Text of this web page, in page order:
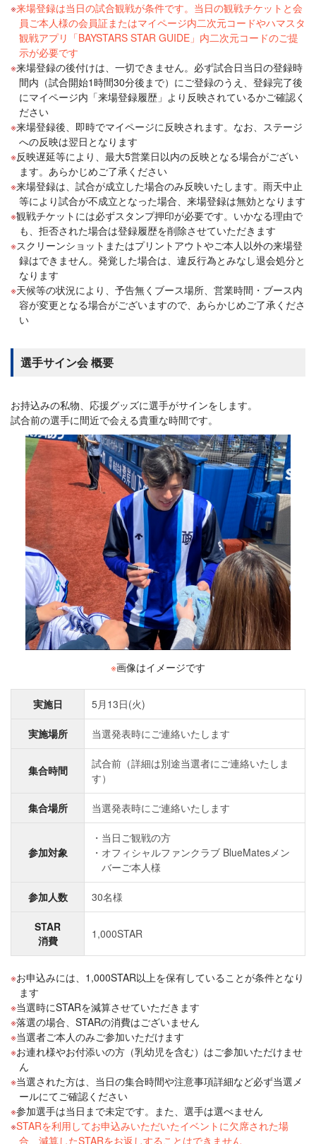
来場登録は当日の試合観戦が条件です。当日の観戦チケットと会
員ご本人様の会員証またはマイページ内二次元コードやハマスタ
観戦アプリ「BAYSTARS STAR GUIDE」内二次元コードのご提
示が必要です
来場登録の後付けは、一切できません。必ず試合日当日の登録時
間内（試合開始1時間30分後まで）にご登録のうえ、登録完了後
にマイページ内「来場登録履歴」より反映されているかご確認く
ださい
来場登録後、即時でマイページに反映されます。なお、ステージ
への反映は翌日となります
反映遅延等により、最大5営業日以内の反映となる場合がござい
ます。あらかじめご了承ください
来場登録は、試合が成立した場合のみ反映いたします。雨天中止
等により試合が不成立となった場合、来場登録は無効となります
観戦チケットには必ずスタンプ押印が必要です。いかなる理由で
も、拒否された場合は登録履歴を削除させていただきます
スクリーンショットまたはプリントアウトやご本人以外の来場登
録はできません。発覚した場合は、違反行為とみなし退会処分と
なります
天候等の状況により、予告無くブース場所、営業時間・ブース内
容が変更となる場合がございますので、あらかじめご了承くださ
い
選手サイン会 概要
お持込みの私物、応援グッズに選手がサインをします。
試合前の選手に間近で会える貴重な時間です。
※画像はイメージです
実施日 5月13日(火)
実施場所 当選発表時にご連絡いたします
集合時間
試合前（詳細は別途当選者にご連絡いたしま
す）
集合場所 当選発表時にご連絡いたします
参加対象
当日ご観戦の方
オフィシャルファンクラブ BlueMatesメン
バーご本人様
参加人数 30名様
STAR
消費
1,000STAR
お申込みには、1,000STAR以上を保有していることが条件となり
ます
当選時にSTARを減算させていただきます
落選の場合、STARの消費はございません
当選者ご本人のみご参加いただけます
お連れ様やお付添いの方（乳幼児を含む）はご参加いただけませ
ん
当選された方は、当日の集合時間や注意事項詳細など必ず当選メ
ールにてご確認ください
参加選手は当日まで未定です。また、選手は選べません
STARを利用してお申込みいただいたイベントに欠席された場
合、減算したSTARをお返しすることはできません